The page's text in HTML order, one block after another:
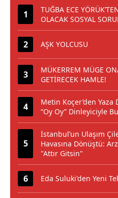
TUĞBA ECE
OLACAK SOSYAL
AŞK YOLCUSU
MÜKERREM MÜGE
GETİRECEK HAMLE!
Metin Koçer’den Yaza
“Oy Oy” Dinleyiciyle
İstanbul’un Ulaşım
Havasına Dönüştü:
"Attır Gitsin"
Eda Suluki'den Yeni